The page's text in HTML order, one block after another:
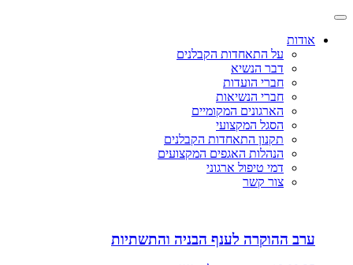
אודות
על התאחדות הקבלנים
דבר הנשיא
חברי הועדות
חברי הנשיאות
הארגונים המקומיים
הסגל המקצועי
תקנון התאחדות הקבלנים
הנהלות האגפים המקצועים
דמי טיפול ארגוני
צור קשר
ערב ההוקרה לענף הבניה והתשתיות